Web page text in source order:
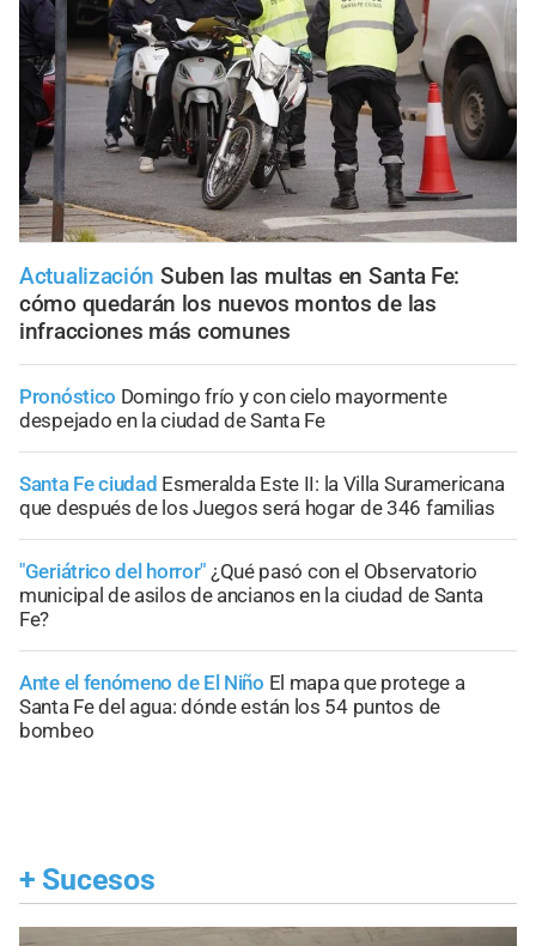
Actualización Suben las multas en Santa Fe:
cómo quedarán los nuevos montos de las
infracciones más comunes
Pronóstico Domingo frío y con cielo mayormente
despejado en la ciudad de Santa Fe
Santa Fe ciudad Esmeralda Este II: la Villa Suramericana
que después de los Juegos será hogar de 346 familias
"Geriátrico del horror" ¿Qué pasó con el Observatorio
municipal de asilos de ancianos en la ciudad de Santa
Fe?
Ante el fenómeno de El Niño El mapa que protege a
Santa Fe del agua: dónde están los 54 puntos de
bombeo
+ Sucesos